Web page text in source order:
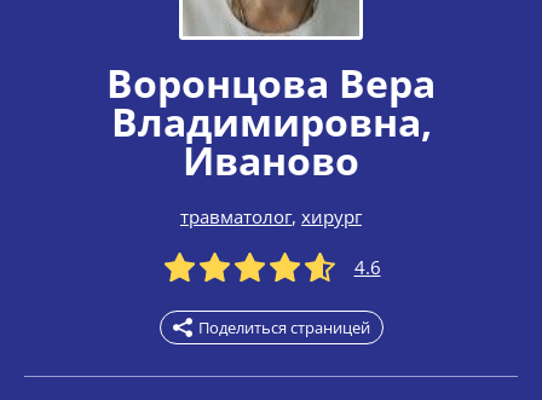
Воронцова Вера
Владимировна,
Иваново
травматолог, хирург
4.6
Поделиться страницей